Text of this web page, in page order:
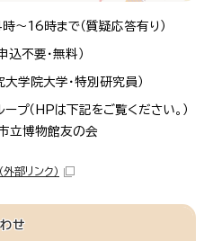
～16時まで（質疑応答有り）
込不要・無料）
学院大学・特別研究員）
プ（HPは下記をご覧ください。）
立博物館友の会
外部リンク）
せ